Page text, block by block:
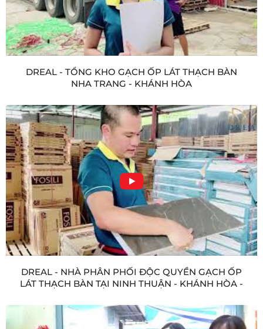
DREAL - TỔNG KHO GẠCH ỐP LÁT THẠCH BÀN
NHA TRANG - KHÁNH HÒA
DREAL - NHÀ PHÂN PHỐI ĐỘC QUYỀN GẠCH ỐP
LÁT THẠCH BÀN TẠI NINH THUẬN - KHÁNH HÒA -